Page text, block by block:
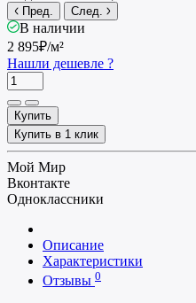
Пред. След.
В наличии
2 895₽/м²
Нашли дешевле ?
Купить
Купить в 1 клик
Мой Мир
Вконтакте
Одноклассники
Описание
Характеристики
Отзывы 0